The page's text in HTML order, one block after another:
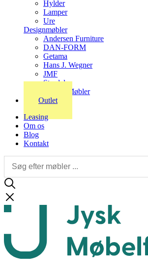
Hylder
Lamper
Ure
Designmøbler
Andersen Furniture
DAN-FORM
Getama
Hans J. Wegner
JMF
Stordal
Stouby Møbler
Outlet
Leasing
Om os
Blog
Kontakt